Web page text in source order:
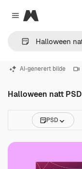
Close menu
Magnific
AI-generert bilde
Halloween natt PSD
PSD